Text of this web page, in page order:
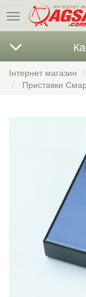
Меню
Інтернет магазин
Приставки